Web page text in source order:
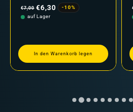
Preis
€7,00 €6,30
-10%
auf Lager
In den Warenkorb legen